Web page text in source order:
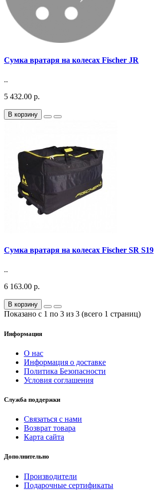
Сумка вратаря на колесах Fischer JR
..
5 432.00 р.
В корзину
Сумка вратаря на колесах Fischer SR S19
..
6 163.00 р.
В корзину
Показано с 1 по 3 из 3 (всего 1 страниц)
Информация
О нас
Информация о доставке
Политика Безопасности
Условия соглашения
Служба поддержки
Связаться с нами
Возврат товара
Карта сайта
Дополнительно
Производители
Подарочные сертификаты